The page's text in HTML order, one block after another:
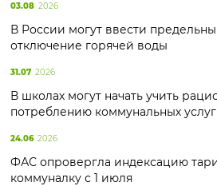
03.08 2026
В России могут ввести
отключение горячей воды
31.07 2026
В школах могут начать учить
потреблению коммунальных услуг
24.06 2026
ФАС опровергла индексацию
коммуналку с 1 июля